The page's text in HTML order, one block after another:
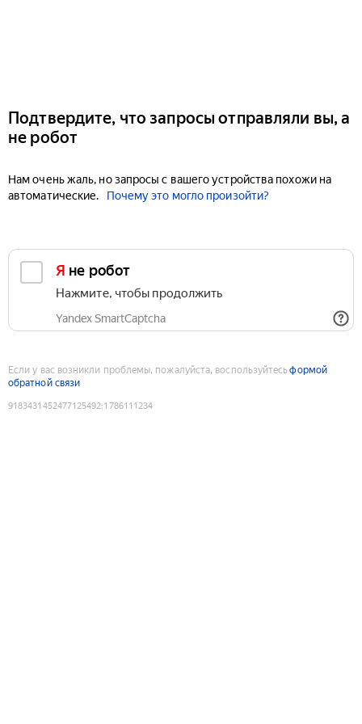
Подтвердите, что запросы отправляли вы, а
не робот
Нам очень жаль, но запросы с вашего устройства похожи на
автоматические.
Почему это могло произойти?
Я не робот
Нажмите, чтобы продолжить
Yandex SmartCaptcha
Если у вас возникли проблемы, пожалуйста, воспользуйтесьформой
обратной связи
9183431452477125492:1786111234